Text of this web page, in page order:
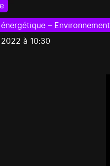
– Environnement
à 10:30